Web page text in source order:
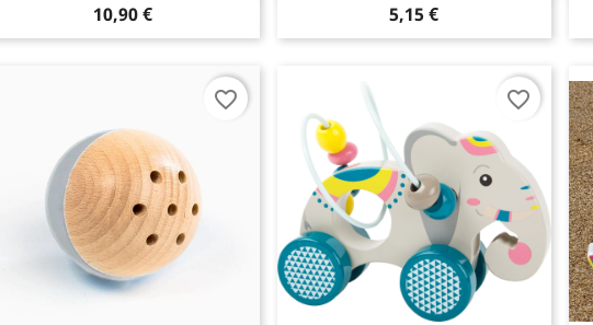
10,90 € 5,15 €
favorite_border favorite_border